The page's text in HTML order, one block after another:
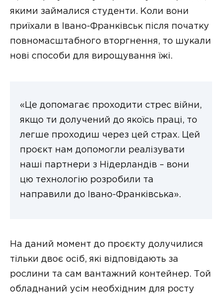
якими займалися студенти. Коли вони
приїхали в Івано-Франківськ після початку
повномасштабного вторгнення, то шукали
нові способи для вирощування їжі.
«Це допомагає проходити стрес війни,
якщо ти долучений до якоїсь праці, то
легше проходиш через цей страх. Цей
проєкт нам допомогли реалізувати
наші партнери з Нідерландів – вони
цю технологію розробили та
направили до Івано-Франківська».
На даний момент до проєкту долучилися
тільки двоє осіб, які відповідають за
рослини та сам вантажний контейнер. Той
обладнаний усім необхідним для росту